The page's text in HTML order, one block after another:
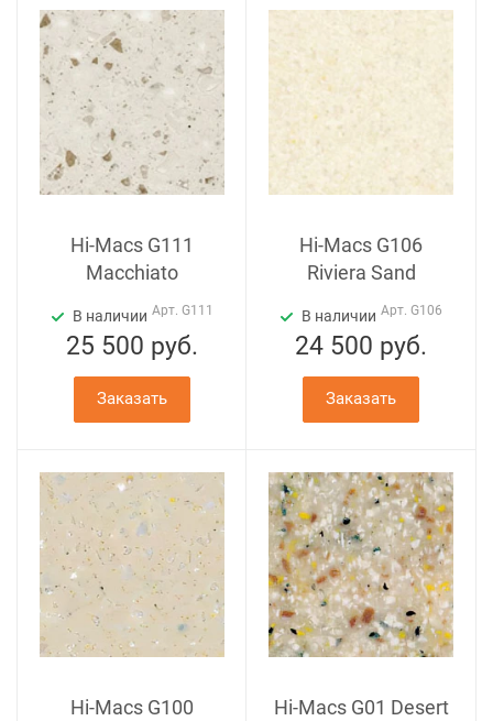
Hi-Macs G111
Macchiato
В наличии Арт. G111
25 500 руб.
Заказать
Hi-Macs G106
Riviera Sand
В наличии Арт. G106
24 500 руб.
Заказать
Hi-Macs G100
Hi-Macs G01 Desert